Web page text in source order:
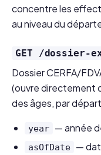
concentre les
au niveau du
GET /dossier-
Dossier CERFA/
(ouvre directement
des âges, par
year — année
asOfDate —